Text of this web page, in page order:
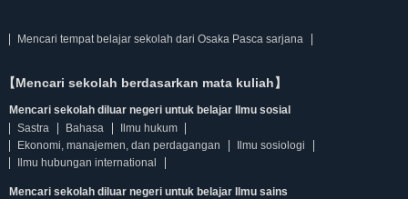
Mencari tempat belajar sekolah dari Osaka Pasca sarjana
【Mencari sekolah berdasarkan mata kuliah】
Mencari sekolah diluar negeri untuk belajar Ilmu sosial
Sastra
Bahasa
Ilmu hukum
Ekonomi, manajemen, dan perdagangan
Ilmu sosiologi
Ilmu hubungan international
Mencari sekolah diluar negeri untuk belajar Ilmu sains